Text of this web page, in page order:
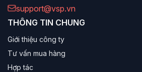
support@vsp.vn
THÔNG TIN CHUNG
Giới thiệu công ty
Tư vấn mua hàng
Hợp tác